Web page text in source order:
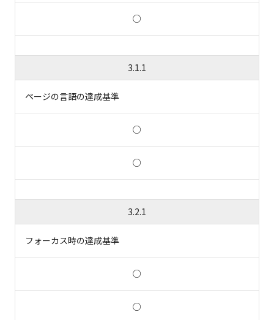
○
3.1.1
ページの言語の達成基準
○
○
3.2.1
フォーカス時の達成基準
○
○